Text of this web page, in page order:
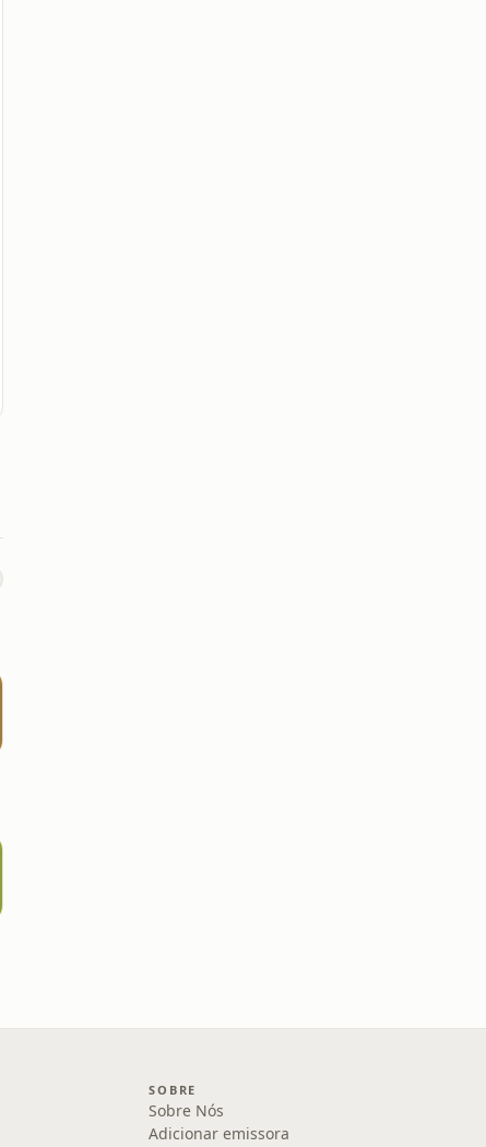
SOBRE
Sobre Nós
Adicionar emissora